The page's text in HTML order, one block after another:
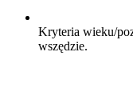
Kryteria wieku/
wszędzie.